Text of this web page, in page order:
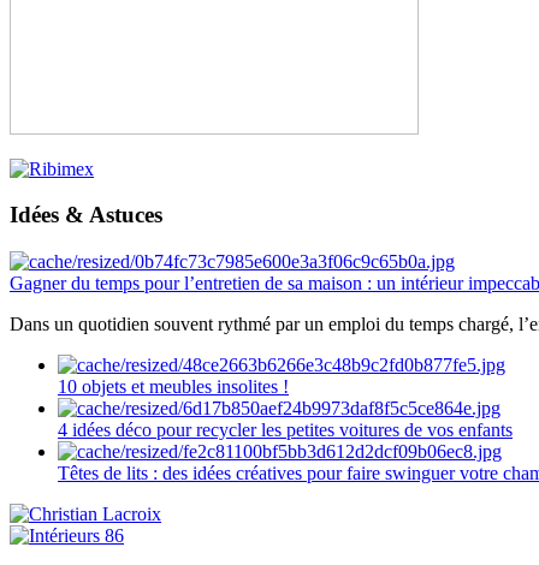
Idées & Astuces
Gagner du temps pour l’entretien de sa maison : un intérieur
Dans un quotidien souvent rythmé par un emploi du temps chargé,
10 objets et meubles insolites !
4 idées déco pour recycler les petites voitures de vos enfants
Têtes de lits : des idées créatives pour faire swinguer votre